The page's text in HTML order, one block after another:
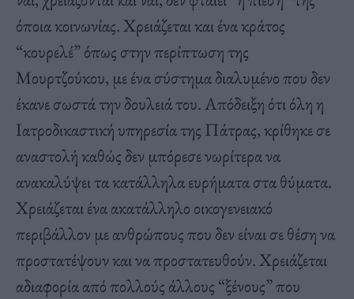
όποια κοινωνίας. Χρειάζεται και ένα κράτος
“κουρελέ” όπως στην περίπτωση της
Μουρτζούκου, με ένα σύστημα διαλυμένο που δεν
έκανε σωστά την δουλειά του. Απόδειξη ότι όλη η
Ιατροδικαστική υπηρεσία της Πάτρας, κρίθηκε σε
αναστολή καθώς δεν μπόρεσε νωρίτερα να
ανακαλύψει τα κατάλληλα ευρήματα στα θύματα.
Χρειάζεται ένα ακατάλληλο οικογενειακό
περιβάλλον με ανθρώπους που δεν είναι σε θέση να
προστατέψουν και να προστατευθούν. Χρειάζεται
αδιαφορία από πολλούς άλλους “ξένους” που